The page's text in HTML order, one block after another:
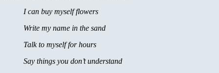
I can buy myself flowers
Write my name in the sand
Talk to myself for hours
Say things you don’t understand